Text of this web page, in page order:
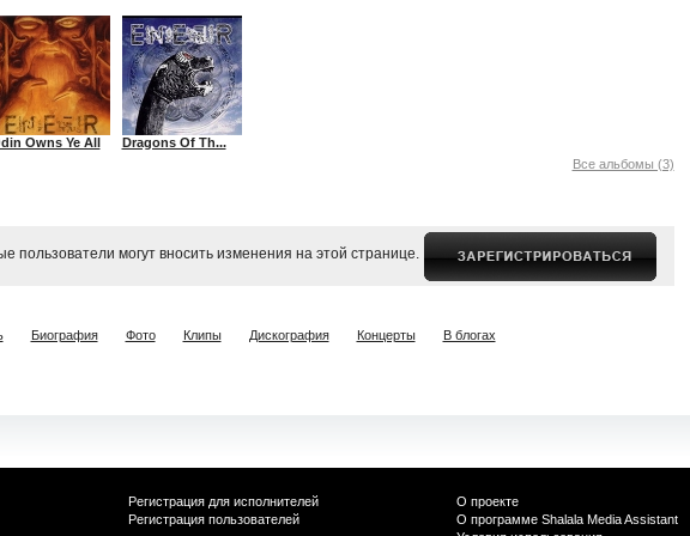
Owns Ye All
Dragons Of Th...
Все альбомы (3)
пользователи могут вносить изменения на этой странице.
Биография Фото Клипы Дискография Концерты В блогах
Регистрация для исполнителей
Регистрация пользователей
О проекте
О программе Shalala Media Assistant